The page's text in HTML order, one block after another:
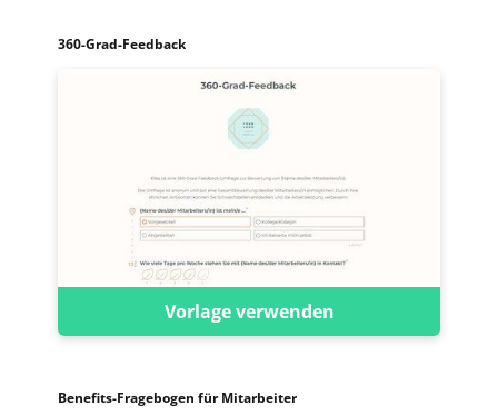
360-Grad-Feedback
Vorlage verwenden
Benefits-Fragebogen für Mitarbeiter